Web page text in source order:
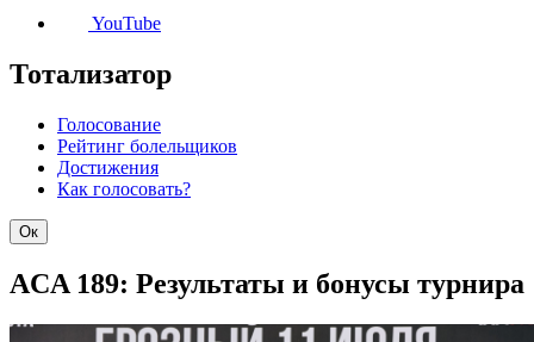
YouTube
Тотализатор
Голосование
Рейтинг болельщиков
Достижения
Как голосовать?
Ок
ACA 189: Результаты и бонусы турнира